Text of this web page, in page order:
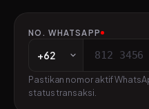
NO. WHATSAPP
Pastikan nomor aktif
status transaksi.